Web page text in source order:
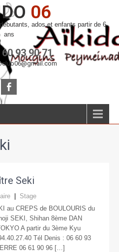
06
ados et enfants partir de 6
ans
60 93 90 71
Seki
Stage
au CREPS de BOULOURIS du
SEKI, Shihan 8ème DAN
A partir du 3ème Kyu
Tél Denis : 06 60 93
06 61 90 96 […]